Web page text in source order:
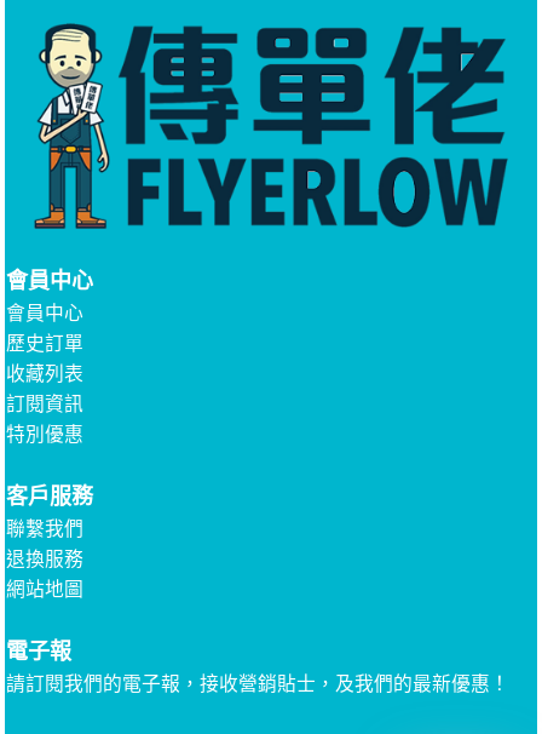
會員中心
會員中心
歷史訂單
收藏列表
訂閱資訊
特別優惠
客戶服務
聯繫我們
退換服務
網站地圖
電子報
請訂閱我們的電子報，接收營銷貼士，及我們的最新優惠！